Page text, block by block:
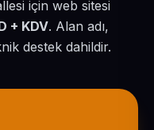
için web sitesi
+ KDV. Alan adı,
destek dahildir.